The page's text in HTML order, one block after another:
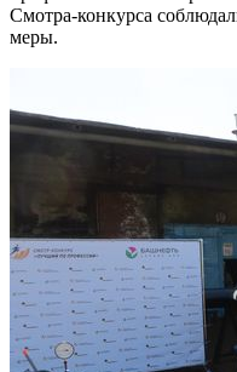
Смотра-конкурса
меры.